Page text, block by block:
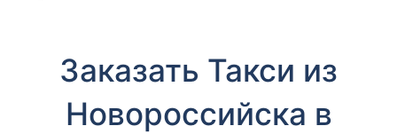
Заказать Такси из
Новороссийска в